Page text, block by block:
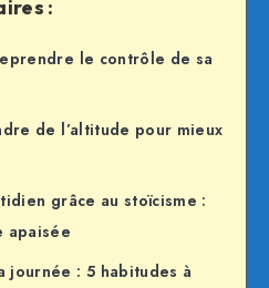
:
le contrôle de sa
de l’altitude pour mieux
grâce au stoïcisme :
apaisée
journée : 5 habitudes à